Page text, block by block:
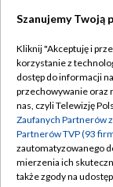
Abonament
Emisja w TVP
Centrum
Naziemna
Szanujemy Twoją
Kliknij "Akceptuję i
korzystanie z
dostęp do informacji
przechowywanie oraz
nas, czyli Telewizję
Zaufanych Partnerów
Partnerów TVP (93
zautomatyzowanego
mierzenia ich
także zgody na